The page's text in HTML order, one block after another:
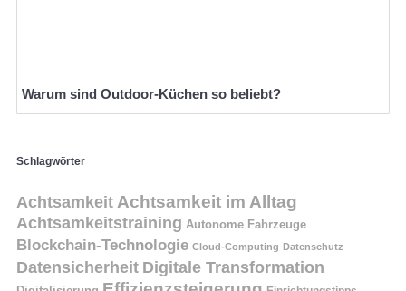
Warum sind Outdoor-Küchen so beliebt?
Schlagwörter
Achtsamkeit Achtsamkeit im Alltag
Achtsamkeitstraining Autonome Fahrzeuge
Blockchain-Technologie Cloud-Computing Datenschutz
Datensicherheit Digitale Transformation